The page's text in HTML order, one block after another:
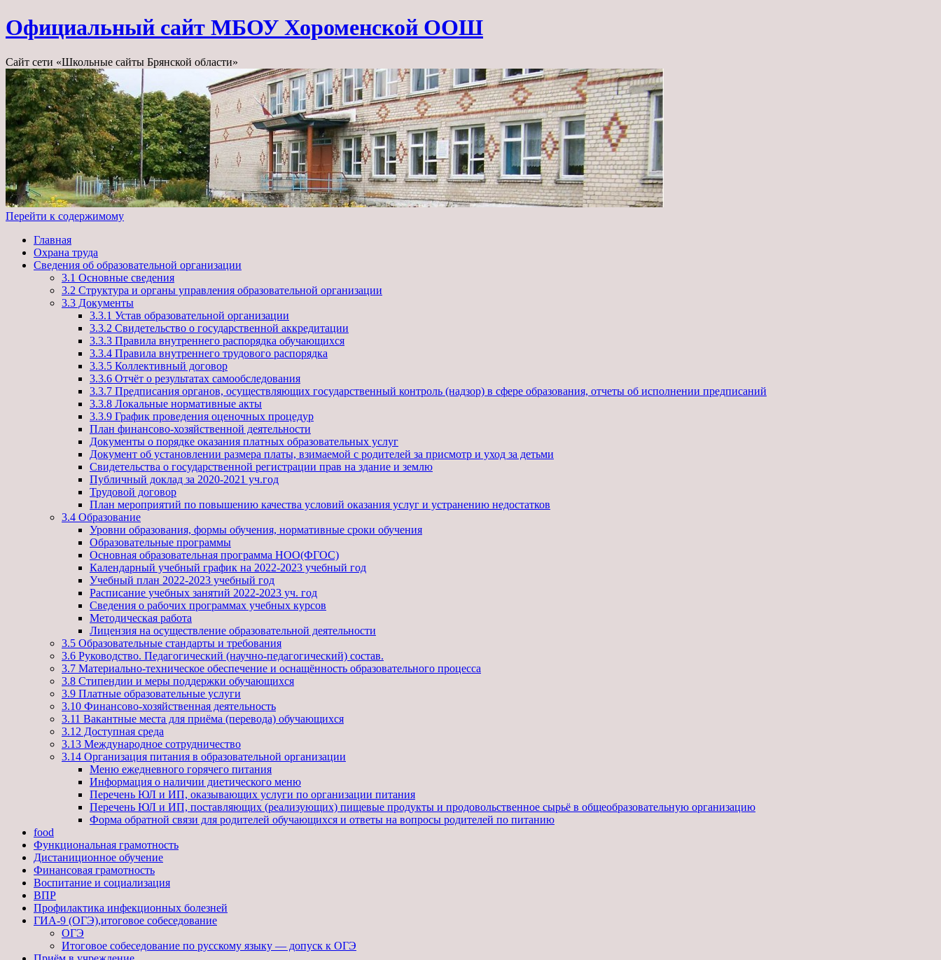
Официальный сайт МБОУ Хороменской ООШ
Сайт сети «Школьные сайты Брянской области»
Перейти к содержимому
Главная
Охрана труда
Сведения об образовательной организации
3.1 Основные сведения
3.2 Структура и органы управления образовательной организации
3.3 Документы
3.3.1 Устав образовательной организации
3.3.2 Свидетельство о государственной аккредитации
3.3.3 Правила внутреннего распорядка обучающихся
3.3.4 Правила внутреннего трудового распорядка
3.3.5 Коллективный договор
3.3.6 Отчёт о результатах самообследования
3.3.7 Предписания органов, осуществляющих государственный контроль (надзор) в сфере образования, отчеты об исполнении предписаний
3.3.8 Локальные нормативные акты
3.3.9 График проведения оценочных процедур
План финансово-хозяйственной деятельности
Документы о порядке оказания платных образовательных услуг
Документ об установлении размера платы, взимаемой с родителей за присмотр и уход за детьми
Свидетельства о государственной регистрации прав на здание и землю
Публичный доклад за 2020-2021 уч.год
Трудовой договор
План мероприятий по повышению качества условий оказания услуг и устранению недостатков
3.4 Образование
Уровни образования, формы обучения, нормативные сроки обучения
Образовательные программы
Основная образовательная программа НОО(ФГОС)
Календарный учебный график на 2022-2023 учебный год
Учебный план 2022-2023 учебный год
Расписание учебных занятий 2022-2023 уч. год
Сведения о рабочих программах учебных курсов
Методическая работа
Лицензия на осуществление образовательной деятельности
3.5 Образовательные стандарты и требования
3.6 Руководство. Педагогический (научно-педагогический) состав.
3.7 Материально-техническое обеспечение и оснащённость образовательного процесса
3.8 Стипендии и меры поддержки обучающихся
3.9 Платные образовательные услуги
3.10 Финансово-хозяйственная деятельность
3.11 Вакантные места для приёма (перевода) обучающихся
3.12 Доступная среда
3.13 Международное сотрудничество
3.14 Организация питания в образовательной организации
Меню ежедневного горячего питания
Информация о наличии диетического меню
Перечень ЮЛ и ИП, оказывающих услуги по организации питания
Перечень ЮЛ и ИП, поставляющих (реализующих) пищевые продукты и продовольственное сырьё в общеобразовательную организацию
Форма обратной связи для родителей обучающихся и ответы на вопросы родителей по питанию
food
Функциональная грамотность
Дистаниционное обучение
Финансовая грамотность
Воспитание и социализация
ВПР
Профилактика инфекционных болезней
ГИА-9 (ОГЭ),итоговое собеседование
ОГЭ
Итоговое собеседование по русскому языку — допуск к ОГЭ